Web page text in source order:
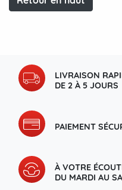
LIVRAISON
DE 2 À 5 JOURS
PAIEMENT
À VOTRE
DU MARDI AU